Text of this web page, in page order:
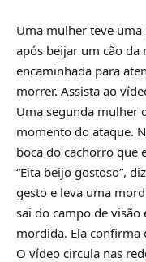
Uma mulher teve
após beijar um cão da
encaminhada para
morrer. Assista ao
Uma segunda mulher
momento do ataque.
boca do cachorro que
“Eita beijo gostoso”,
gesto e leva uma
sai do campo de visão
mordida. Ela confirma
O vídeo circula nas